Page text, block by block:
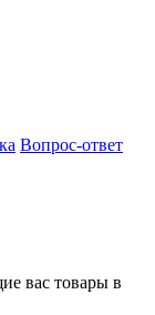
Вопрос-ответ
вас товары в